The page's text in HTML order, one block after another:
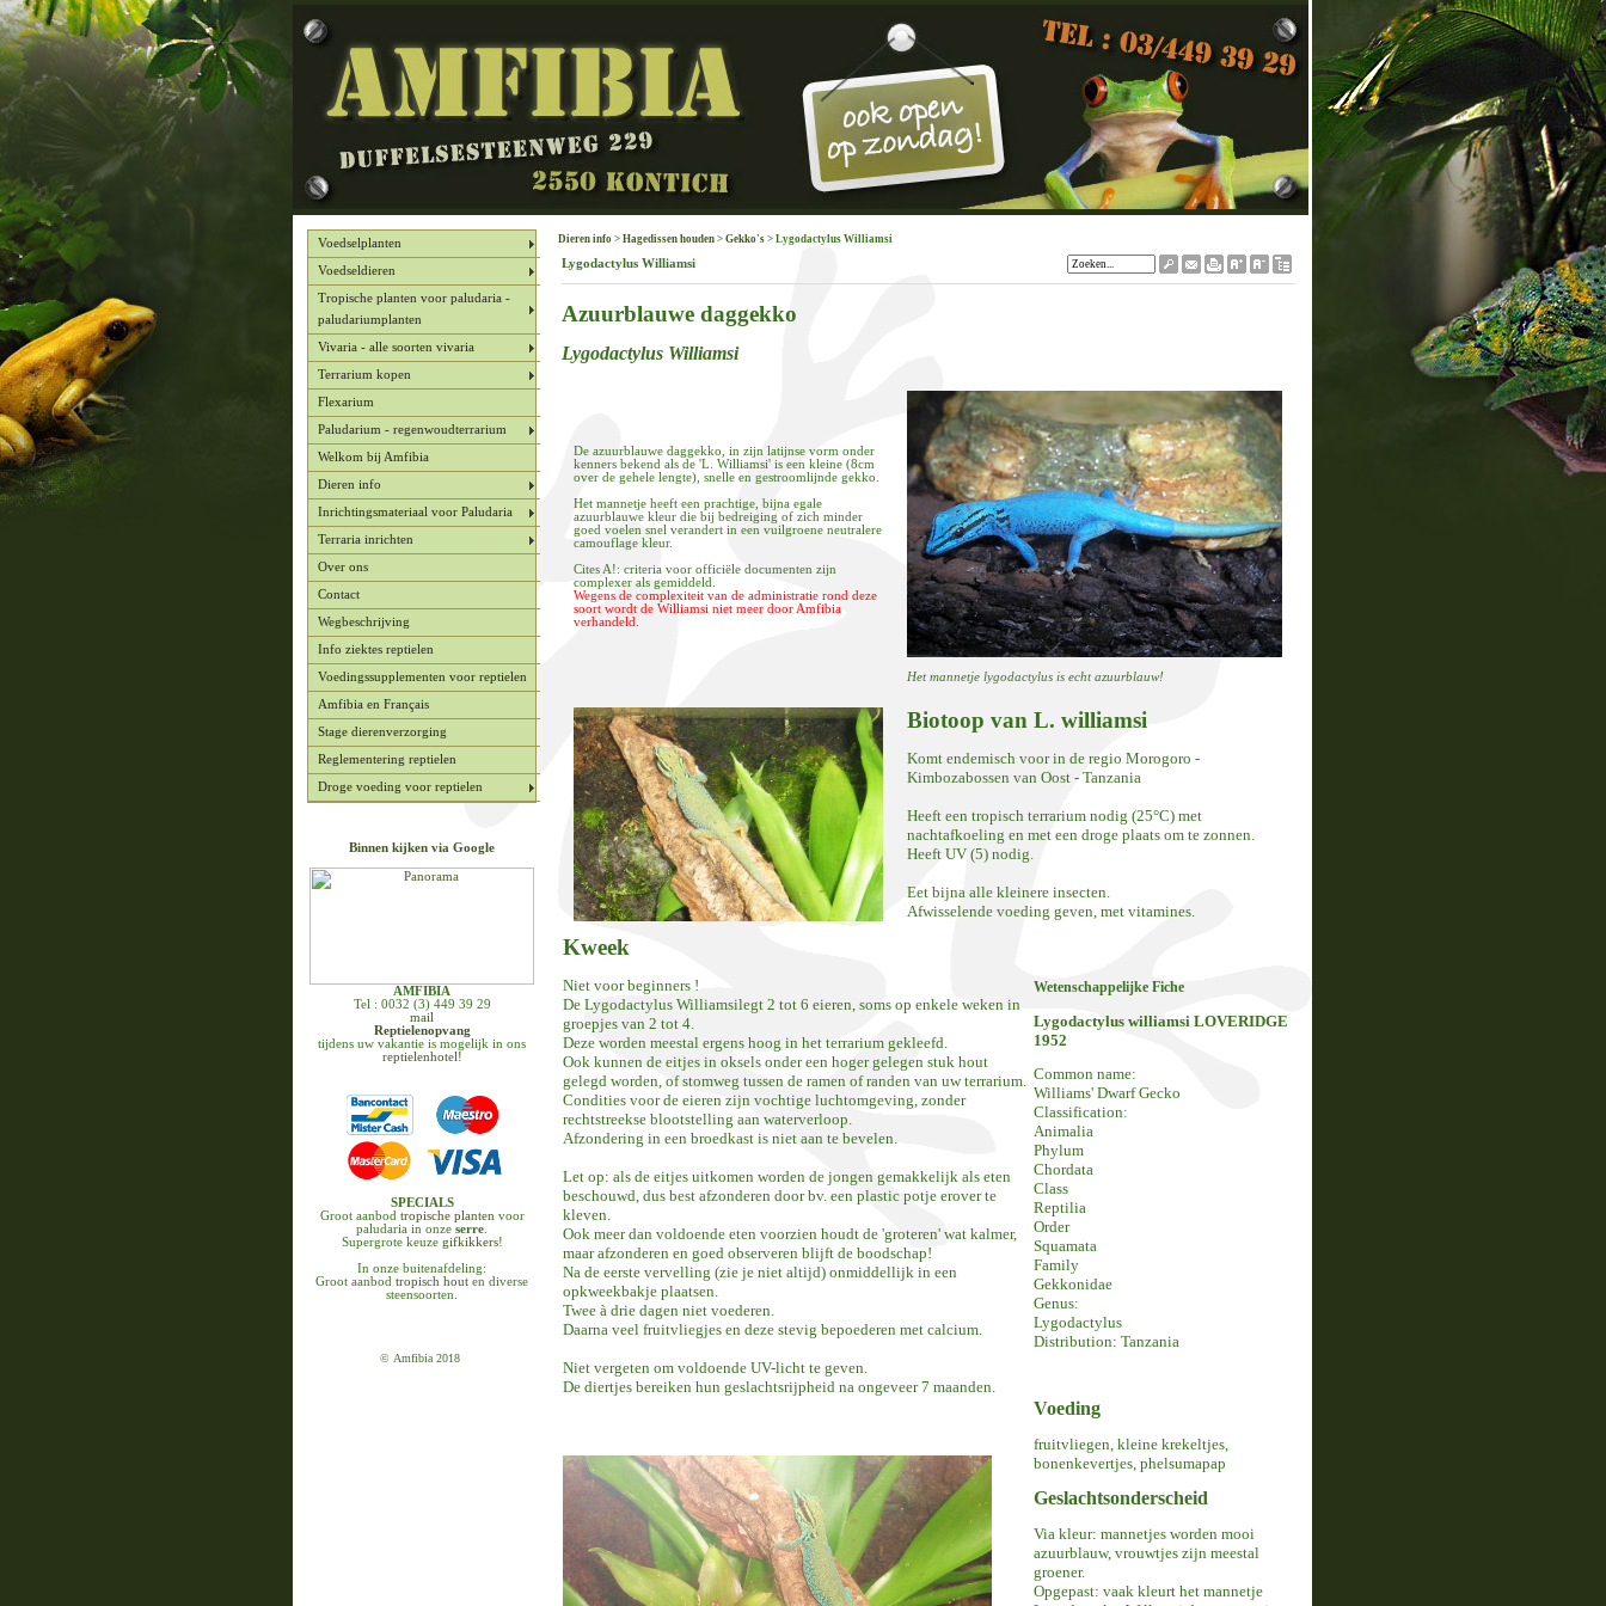
Voedselplanten
Voedseldieren
Tropische planten voor paludaria -
paludariumplanten
Vivaria - alle soorten vivaria
Terrarium kopen
Flexarium
Paludarium - regenwoudterrarium
Welkom bij Amfibia
Dieren info
Inrichtingsmateriaal voor Paludaria
Terraria inrichten
Over ons
Contact
Wegbeschrijving
Info ziektes reptielen
Voedingssupplementen voor reptielen
Amfibia en Français
Stage dierenverzorging
Reglementering reptielen
Droge voeding voor reptielen
Binnen kijken via Google
AMFIBIA
Tel : 0032 (3) 449 39 29
mail
Reptielenopvang
tijdens uw vakantie is mogelijk in ons
reptielenhotel!
SPECIALS
Groot aanbod tropische planten voor
paludaria in onze serre
Supergrote keuze gifkikkers!
In onze buitenafdeling:
Groot aanbod tropisch hout en diverse
steensoorten.
© Amfibia 2018
Dieren info > Hagedissen houden > Gekko's > Lygodactylus Williamsi
Lygodactylus Williamsi
Azuurblauwe daggekko
Lygodactylus Williamsi
De azuurblauwe daggekko, in zijn latijnse vorm onder
kenners bekend als de 'L. Williamsi' is een kleine (8cm
over de gehele lengte), snelle en gestroomlijnde gekko.
Het mannetje heeft een prachtige, bijna egale
azuurblauwe kleur die bij bedreiging of zich minder
goed voelen snel verandert in een vuilgroene neutralere
camouflage kleur.
Cites A!: criteria voor officiële documenten zijn
complexer als gemiddeld.
Wegens de complexiteit van de administratie rond deze
soort wordt de Williamsi niet meer door Amfibia
verhandeld.
Het mannetje lygodactylus is echt azuurblauw!
Biotoop van L. williamsi
Komt endemisch voor in de regio Morogoro -
Kimbozabossen van Oost - Tanzania
Heeft een tropisch terrarium nodig (25°C) met
nachtafkoeling en met een droge plaats om te zonnen.
Heeft UV (5) nodig.
Eet bijna alle kleinere insecten.
Afwisselende voeding geven, met vitamines.
Kweek
Niet voor beginners !
De Lygodactylus Williamsilegt 2 tot 6 eieren, soms op enkele weken in
groepjes van 2 tot 4.
Deze worden meestal ergens hoog in het terrarium gekleefd.
Ook kunnen de eitjes in oksels onder een hoger gelegen stuk hout
gelegd worden, of stomweg tussen de ramen of randen van uw terrarium.
Condities voor de eieren zijn vochtige luchtomgeving, zonder
rechtstreekse blootstelling aan waterverloop.
Afzondering in een broedkast is niet aan te bevelen.
Let op: als de eitjes uitkomen worden de jongen gemakkelijk als eten
beschouwd, dus best afzonderen door bv. een plastic potje erover te
kleven.
Ook meer dan voldoende eten voorzien houdt de 'groteren' wat kalmer,
maar afzonderen en goed observeren blijft de boodschap!
Na de eerste vervelling (zie je niet altijd) onmiddellijk in een
opkweekbakje plaatsen.
Twee à drie dagen niet voederen.
Daarna veel fruitvliegjes en deze stevig bepoederen met calcium.
Niet vergeten om voldoende UV-licht te geven.
De diertjes bereiken hun geslachtsrijpheid na ongeveer 7 maanden.
Wetenschappelijke Fiche
Lygodactylus williamsi LOVERIDGE
1952
Common name:
Williams' Dwarf Gecko
Classification:
Animalia
Phylum
Chordata
Class
Reptilia
Order
Squamata
Family
Gekkonidae
Genus:
Lygodactylus
Distribution: Tanzania
Voeding
fruitvliegen, kleine krekeltjes,
bonenkevertjes, phelsumapap
Geslachtsonderscheid
Via kleur: mannetjes worden mooi
azuurblauw, vrouwtjes zijn meestal
groener.
Opgepast: vaak kleurt het mannetje